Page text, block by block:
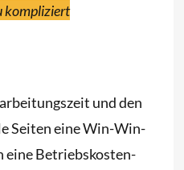
kompliziert
und den
Seiten eine Win-Win-
eine Betriebskosten-